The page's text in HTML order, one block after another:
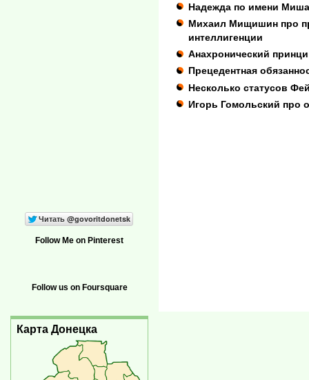
Надежда по имени Миша
Михаил Мищишин про
интеллигенции
Анахронический
Прецедентная
Несколько статусов
Игорь Гомольский про
Follow Me on Pinterest
Follow us on Foursquare
Карта Донецка